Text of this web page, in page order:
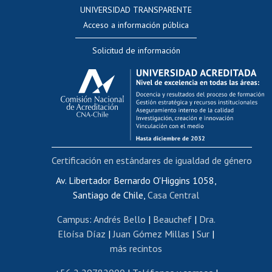
Perfeccionamiento
Editar Portafolio Académico
Evaluación docente
Calificación académica
Postulación al AUCAI
Funcionarias/os
Cursos internos de capacitación
Bienestar del personal
Portal de movilidad interna
Certificado de renta
Certificado de renta honorarios
Editar páginas blancas
Extranjeras/os
UNIVERSIDAD TRANSPARENTE
Acceso a información pública
Solicitud de información
Av. Libertador Bernardo O'Higgins 1058,
Santiago de Chile, Casa Central
Campus: Andrés Bello | Beauchef| Dra.
Eloísa Díaz | Juan Gómez Millas | Sur |
más recintos
Certificación en estándares de igualdad de género